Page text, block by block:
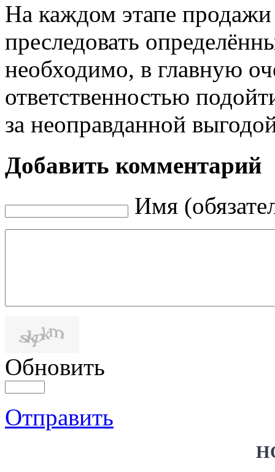
На каждом этапе
преследовать
необходимо, в главную
ответственностью
за неоправданной
Добавить комментарий
Имя
Обновить
Отправить